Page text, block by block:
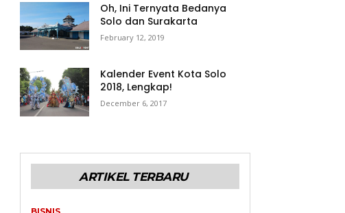
Oh, Ini Ternyata Bedanya
Solo dan Surakarta
February 12, 2019
Kalender Event Kota Solo
2018, Lengkap!
December 6, 2017
ARTIKEL TERBARU